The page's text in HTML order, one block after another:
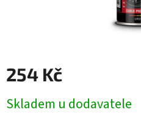
254 Kč
cena:
Skladem u dodavatele